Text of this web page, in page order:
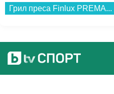
Грил преса Finlux PREMA...